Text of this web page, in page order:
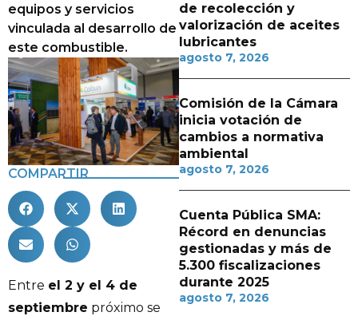
equipos y servicios
vinculada al desarrollo de
este combustible.
COMPARTIR
Entre el 2 y el 4 de
septiembre próximo se
de recolección y
valorización de aceites
lubricantes
agosto 7, 2026
Comisión de la Cámara
inicia votación de
cambios a normativa
ambiental
agosto 7, 2026
Cuenta Pública SMA:
Récord en denuncias
gestionadas y más de
5.300 fiscalizaciones
durante 2025
agosto 7, 2026